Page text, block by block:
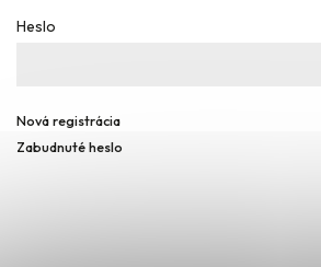
Heslo
Nová registrácia
Zabudnuté heslo